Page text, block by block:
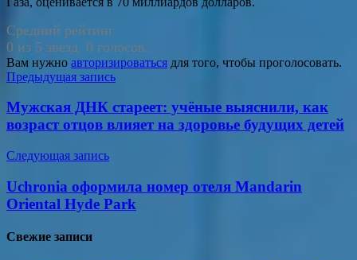
Средний рейтинг
0 из 5 звезд. 0 голосов.
Вам нужно авторизироваться для того, чтобы проголосовать.
Навигация
по
записям
Предыдущая запись
Мужская ДНК стареет: учёные выяснили, как
возраст отцов влияет на здоровье будущих детей
Следующая запись
Uchronia оформила номер отеля Mandarin
Oriental Hyde Park
Свежие записи